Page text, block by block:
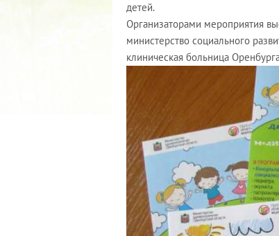
детей.
Организаторами мероприятия
министерство социального
клиническая больница
2022 ГОД
МАТЕРИ В